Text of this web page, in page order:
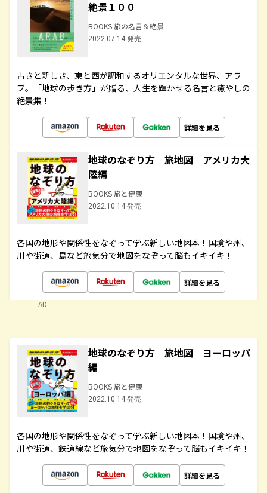
絶景１００
BOOKS 旅の名言＆絶景
2022.07.14 発売
古きと新しき、東と西が調和するオリエンタルな世界、アラ
ブ。「地球の歩き方」が贈る、人生を輝かせる名言と癒やしの
絶景集！
詳細を見る
地球のなぞり方 旅地図 アメリカ大
陸編
BOOKS 旅と健康
2022.10.14 発売
各国の地形や関係性をなぞって学ぶ新しい地図本！国境や州、
川や街道、島など旅気分で地図をなぞって脳もイキイキ！
詳細を見る
AD
地球のなぞり方 旅地図 ヨーロッパ
編
BOOKS 旅と健康
2022.10.14 発売
各国の地形や関係性をなぞって学ぶ新しい地図本！国境や州、
川や街道、鉄道線など旅気分で地図をなぞって脳もイキイキ！
詳細を見る